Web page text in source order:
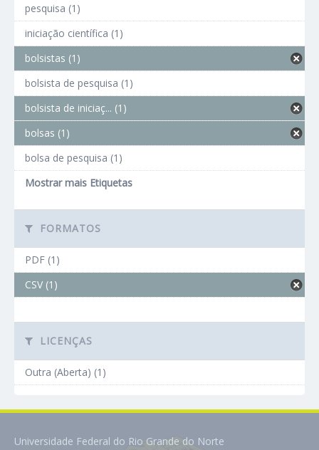
pesquisa (1)
iniciação científica (1)
bolsistas (1)
bolsista de pesquisa (1)
bolsista de iniciaç... (1)
bolsas (1)
bolsa de pesquisa (1)
Mostrar mais Etiquetas
FORMATOS
PDF (1)
CSV (1)
LICENÇAS
Outra (Aberta) (1)
Universidade Federal do Rio Grande do Norte